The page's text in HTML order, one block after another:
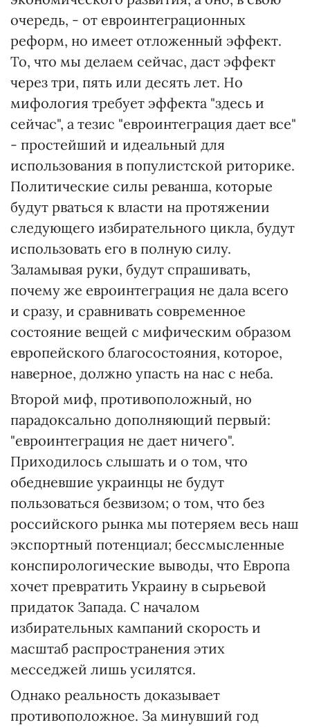
очередь, - от евроинтеграционных
реформ, но имеет отложенный эффект.
То, что мы делаем сейчас, даст эффект
через три, пять или десять лет. Но
мифология требует эффекта "здесь и
сейчас", а тезис "евроинтеграция дает все"
- простейший и идеальный для
использования в популистской риторике.
Политические силы реванша, которые
будут рваться к власти на протяжении
следующего избирательного цикла, будут
использовать его в полную силу.
Заламывая руки, будут спрашивать,
почему же евроинтеграция не дала всего
и сразу, и сравнивать современное
состояние вещей с мифическим образом
европейского благосостояния, которое,
наверное, должно упасть на нас с неба.
Второй миф, противоположный, но
парадоксально дополняющий первый:
"евроинтеграция не дает ничего".
Приходилось слышать и о том, что
обедневшие украинцы не будут
пользоваться безвизом; о том, что без
российского рынка мы потеряем весь наш
экспортный потенциал; бессмысленные
конспирологические выводы, что Европа
хочет превратить Украину в сырьевой
придаток Запада. С началом
избирательных кампаний скорость и
масштаб распространения этих
месседжей лишь усилятся.
Однако реальность доказывает
противоположное. За минувший год